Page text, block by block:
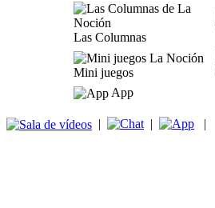
Las Columnas
Mini juegos
App
| | |